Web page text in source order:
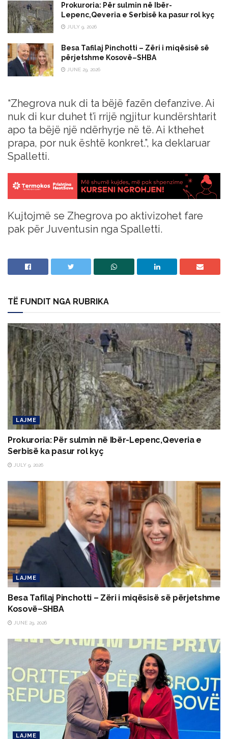
Prokuroria: Për sulmin në Ibër-
Lepenc,Qeveria e Serbisë ka pasur rol kyç
JULY 9, 2026
Besa Tafilaj Pinchotti – Zëri i miqësisë së
përjetshme Kosovë–SHBA
JUNE 29, 2026
“Zhegrova nuk di ta bëjë fazën defanzive. Ai
nuk di kur duhet t’i rrijë ngjitur kundërshtarit
apo ta bëjë një ndërhyrje në të. Ai kthehet
prapa, por nuk është konkret.”, ka deklaruar
Spalletti.
Kujtojmë se Zhegrova po aktivizohet fare
pak për Juventusin nga Spalletti.
TË FUNDIT NGA RUBRIKA
LAJME
Prokuroria: Për sulmin në Ibër-Lepenc,Qeveria e
Serbisë ka pasur rol kyç
JULY 9, 2026
LAJME
Besa Tafilaj Pinchotti – Zëri i miqësisë së përjetshme
Kosovë–SHBA
JUNE 29, 2026
LAJME